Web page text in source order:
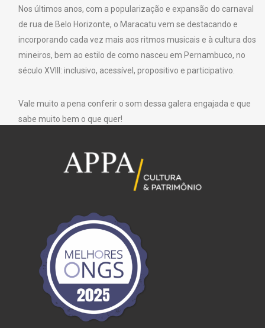
Nos últimos anos, com a popularização e expansão do carnaval
de rua de Belo Horizonte, o Maracatu vem se destacando e
incorporando cada vez mais aos ritmos musicais e à cultura dos
mineiros, bem ao estilo de como nasceu em Pernambuco, no
século XVIII: inclusivo, acessível, propositivo e participativo.
Vale muito a pena conferir o som dessa galera engajada e que
sabe muito bem o que quer!
Texto: Petrônio Souza